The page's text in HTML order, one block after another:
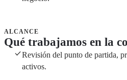
ALCANCE
Qué trabajamos en la
Revisión del punto de partida,
activos.